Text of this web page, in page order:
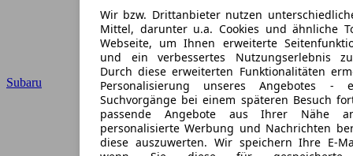
Subaru
Wir bzw. Drittanbieter nutzen
Mittel, darunter u.a. Cookies und ähnliche
Webseite, um Ihnen erweiterte
und ein verbessertes Nutzungserlebnis
Durch diese erweiterten Funktionalitäten
Personalisierung unseres Angebotes
Suchvorgänge bei einem späteren Besuch
passende Angebote aus Ihrer Nähe
personalisierte Werbung und Nachrichten
diese auszuwerten. Wir speichern Ihre E-